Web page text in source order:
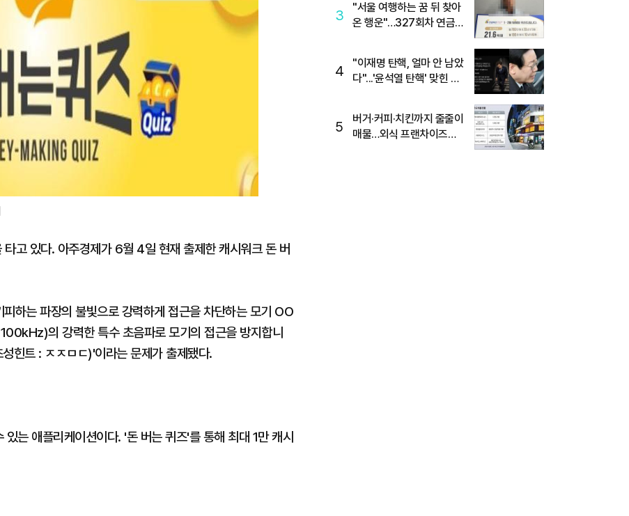
고 있다. 아주경제가 6월 4일 현재 출제한 캐시워크 돈 버
하는 파장의 불빛으로 강력하게 접근을 차단하는 모기 OO
의 강력한 특수 초음파로 모기의 접근을 방지합니
힌트 : ㅈㅈㅁㄷ)'이라는문제가 출제됐다.
는 애플리케이션이다. '돈 버는 퀴즈'를 통해 최대 1만 캐시
3
"서울 여행하는 꿈 뒤 찾아
온 행운"…327회차 연금
4
"이재명 탄핵, 얼마 안 남았
다"...'윤석열 탄핵' 맞힌 무
5
버거·커피·치킨까지 줄줄이
매물…외식 프랜차이즈